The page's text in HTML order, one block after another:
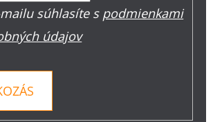
súhlasíte s podmienkami
údajov